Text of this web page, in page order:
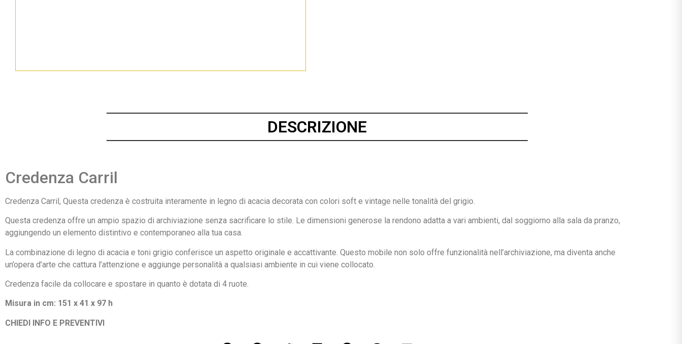
DESCRIZIONE
Credenza Carril
Credenza Carril, Questa credenza è costruita interamente in legno di acacia decorata con colori soft e vintage nelle tonalità del grigio.
Questa credenza offre un ampio spazio di archiviazione senza sacrificare lo stile. Le dimensioni generose la rendono adatta a vari ambienti, dal soggiorno alla sala da pranzo,
aggiungendo un elemento distintivo e contemporaneo alla tua casa.
La combinazione di legno di acacia e toni grigio conferisce un aspetto originale e accattivante. Questo mobile non solo offre funzionalità nell’archiviazione, ma diventa anche
un’opera d’arte che cattura l’attenzione e aggiunge personalità a qualsiasi ambiente in cui viene collocato.
Credenza facile da collocare e spostare in quanto è dotata di 4 ruote.
Misura in cm: 151 x 41 x 97 h
CHIEDI INFO E PREVENTIVI